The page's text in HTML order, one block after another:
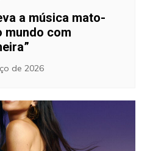
a música mato-
mundo com
de 2026